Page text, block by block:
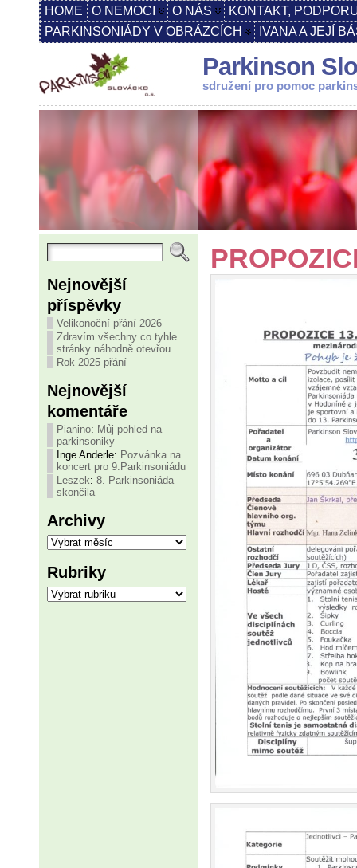
HOME O NEMOCI O NÁS
KONTAKT,
PARKINSONIÁDY V OBRÁZCÍCH
IVANA A JEJÍ
Parkinson
sdružení pro pomoc
Nejnovější
příspěvky
Velikonoční přání 2026
Zdravím všechny co tyhle
stránky náhodně otevřou
Rok 2025 přání
Nejnovější
komentáře
Pianino: Můj pohled na
parkinsoniky
Inge Anderle: Pozvánka na
koncert pro 9.Parkinsoniádu
Leszek: 8. Parkinsoniáda
skončila
Archivy
Archivy
Rubriky
Rubriky